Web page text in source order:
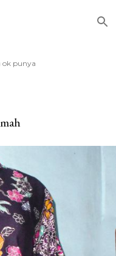
ok punya